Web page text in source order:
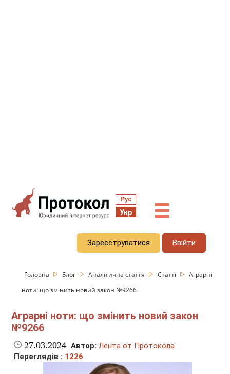
Рус
Укр ☰
Зареєструватися Ввійти
Головна Блог Аналітична стаття Статті
Аграрні
ноти: що змінить новий закон №9266
Аграрні ноти: що змінить новий закон
№9266
27.03.2024 Автор: Лента от Протокола
Переглядів : 1226